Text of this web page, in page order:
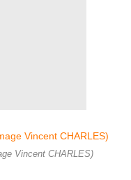
Vincent CHARLES)